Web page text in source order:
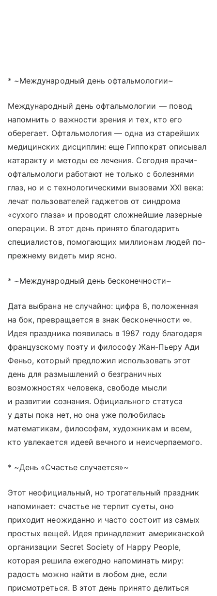
* ~Международный день офтальмологии~
Международный день офтальмологии — повод
напомнить о важности зрения и тех, кто его
оберегает. Офтальмология — одна из старейших
медицинских дисциплин: еще Гиппократ описывал
катаракту и методы ее лечения. Сегодня врачи-
офтальмологи работают не только с болезнями
глаз, но и с технологическими вызовами XXI века:
лечат пользователей гаджетов от синдрома
«сухого глаза» и проводят сложнейшие лазерные
операции. В этот день принято благодарить
специалистов, помогающих миллионам людей по-
прежнему видеть мир ясно.
* ~Международный день бесконечности~
Дата выбрана не случайно: цифра 8, положенная
на бок, превращается в знак бесконечности ∞.
Идея праздника появилась в 1987 году благодаря
французскому поэту и философу Жан-Пьеру Ади
Феньо, который предложил использовать этот
день для размышлений о безграничных
возможностях человека, свободе мысли
и развитии сознания. Официального статуса
у даты пока нет, но она уже полюбилась
математикам, философам, художникам и всем,
кто увлекается идеей вечного и неисчерпаемого.
* ~День «Счастье случается»~
Этот неофициальный, но трогательный праздник
напоминает: счастье не терпит суеты, оно
приходит неожиданно и часто состоит из самых
простых вещей. Идея принадлежит американской
организации Secret Society of Happy People,
которая решила ежегодно напоминать миру:
радость можно найти в любом дне, если
присмотреться. В этот день принято делиться